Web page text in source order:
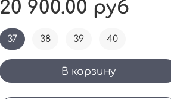
20 900.00 руб
В корзину
37 38 39 40